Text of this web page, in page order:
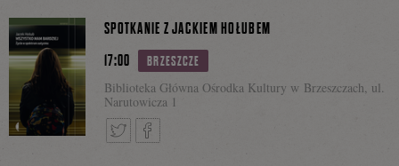
17:00 BRZESZCZE
Biblioteka Główna Ośrodka Kultury w Brzeszczach, ul.
Narutowicza 1
SPOTKANIE Z JACKIEM HOŁUBEM